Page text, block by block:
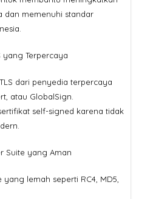
dan memenuhi standar
yang Terpercaya
dari penyedia terpercaya
atau GlobalSign.
self-signed karena tidak
Suite yang Aman
lemah seperti RC4, MD5,